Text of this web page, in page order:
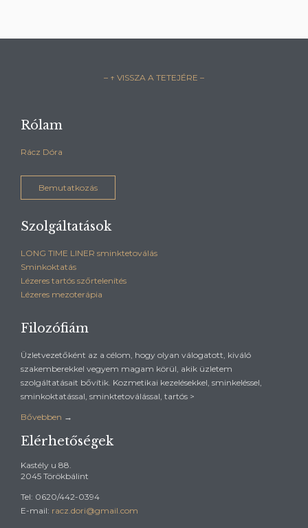
– ↑ VISSZA A TETEJÉRE –
Rólam
Rácz Dóra
Bemutatkozás
Szolgáltatások
LONG TIME LINER sminktetoválás
Sminkoktatás
Lézeres tartós szőrtelenítés
Lézeres mezoterápia
Filozófiám
Üzletvezetőként az a célom, hogy olyan válogatott, kiváló
szakemberekkel vegyem magam körül, akik üzletem
szolgáltatásait bővítik. Kozmetikai kezelésekkel, sminkeléssel,
sminkoktatással, sminktetoválással, tartós >
Bővebben →
Elérhetőségek
Kastély u 88.
2045 Törökbálint
Tel: 0620/442-0394
E-mail: racz.dori@gmail.com